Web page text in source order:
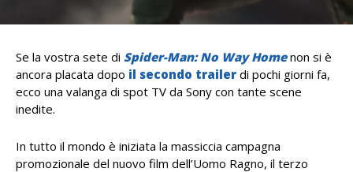
Se la vostra sete di Spider-Man: No Way Homenon si è
ancora placata dopo il secondo trailer di pochi giorni fa,
ecco una valanga di spot TV da Sony con tante scene
inedite.
In tutto il mondo è iniziata la massiccia campagna
promozionale del nuovo film dell’Uomo Ragno, il terzo